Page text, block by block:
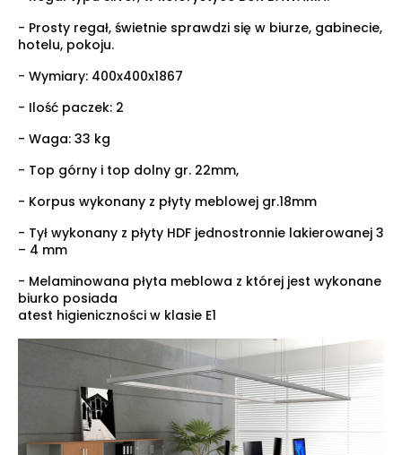
- Prosty regał, świetnie sprawdzi się w biurze, gabinecie,
hotelu, pokoju.
- Wymiary: 400x400x1867
- Ilość paczek: 2
- Waga: 33 kg
- Top górny i top dolny gr. 22mm,
- Korpus wykonany z płyty meblowej gr.18mm
- Tył wykonany z płyty HDF jednostronnie lakierowanej 3
– 4 mm
- Melaminowana płyta meblowa z której jest wykonane
biurko posiada
atest higieniczności w klasie E1